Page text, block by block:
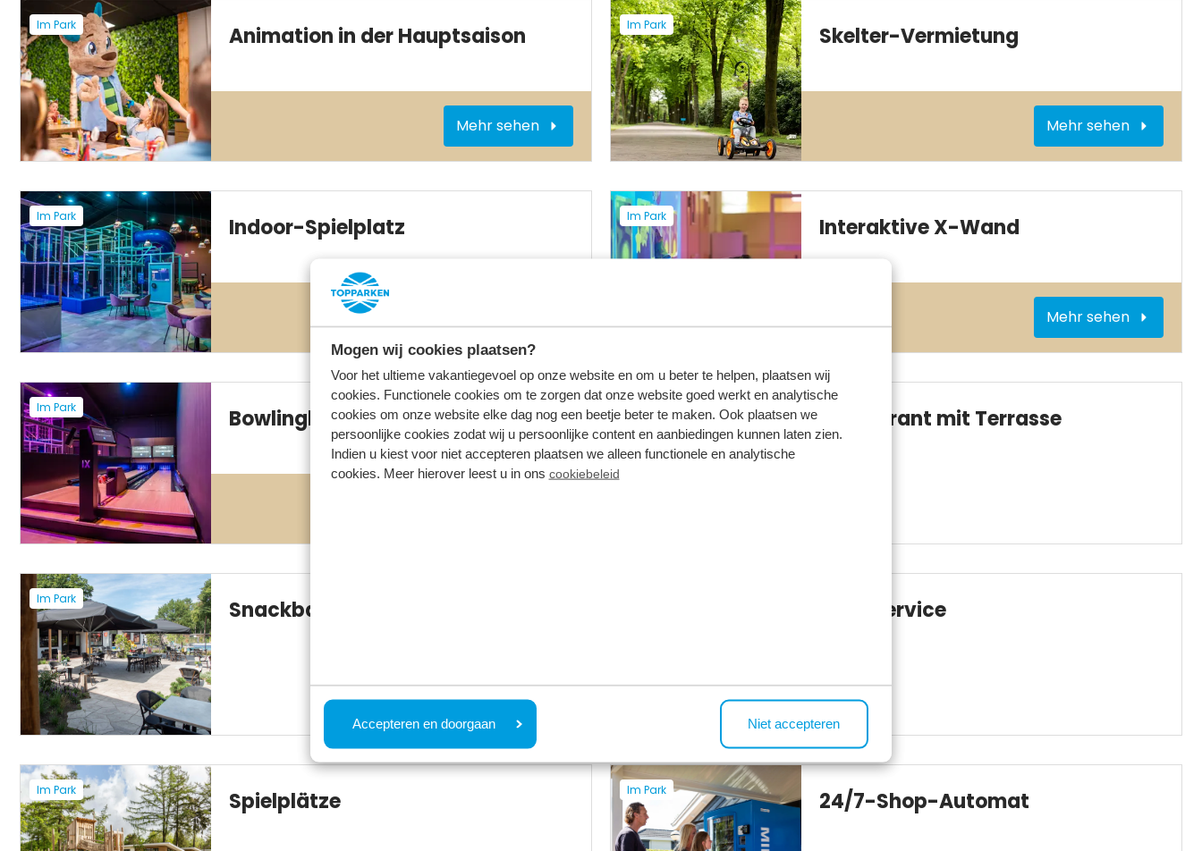
Mogen wij cookies plaatsen?
Voor het ultieme vakantiegevoel op onze website en om u beter te helpen, plaatsen wij
cookies. Functionele cookies om te zorgen dat onze website goed werkt en analytische
cookies om onze website elke dag nog een beetje beter te maken. Ook plaatsen we
persoonlijke cookies zodat wij u persoonlijke content en aanbiedingen kunnen laten zien.
Indien u kiest voor niet accepteren plaatsen we alleen functionele en analytische
cookies. Meer hierover leest u in ons cookiebeleid
Accepteren en doorgaan Niet accepteren
Im Park Animation in der Hauptsaison
Mehr sehen
Im Park Skelter-Vermietung
Mehr sehen
Im Park Indoor-Spielplatz Im Park Interaktive X-Wand
Mehr sehen
Im Park Bowlingbahnen Im Park Restaurant mit Terrasse
Im Park Snackbar BBQ-Service
Im Park Spielplätze Im Park 24/7-Shop-Automat